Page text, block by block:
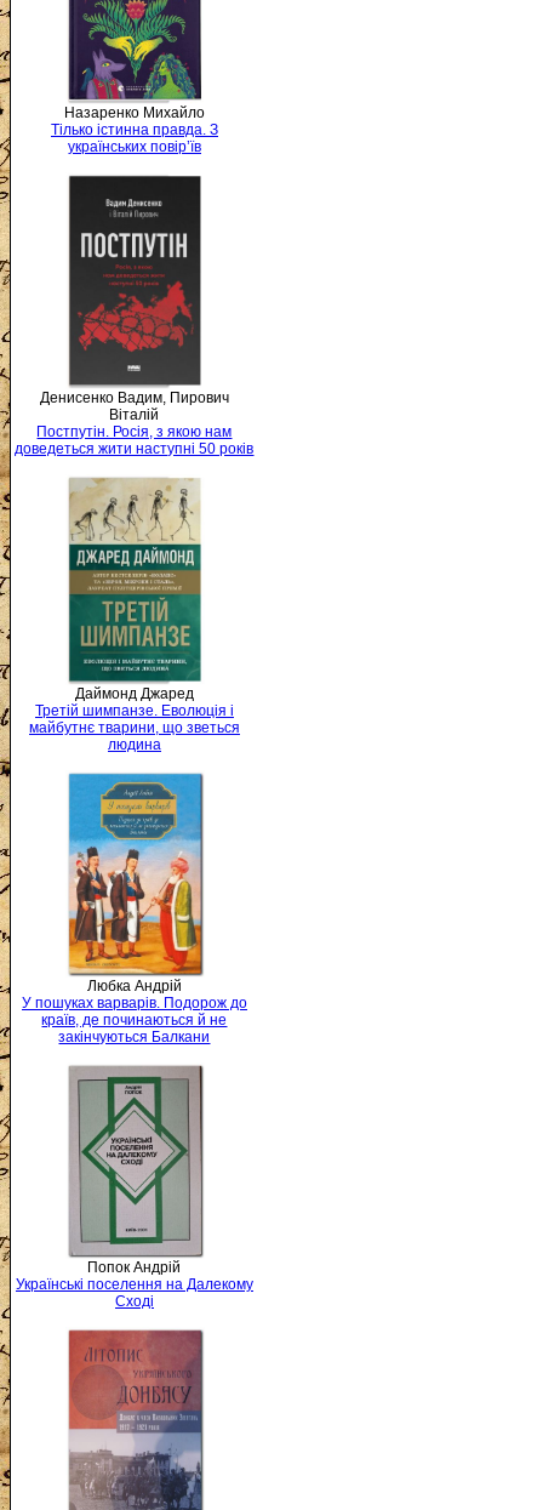
Назаренко Михайло
Тілько істинна правда. З
українських повір’їв
Денисенко Вадим, Пирович
Віталій
Постпутін. Росія, з якою нам
доведеться жити наступні 50 років
Даймонд Джаред
Третій шимпанзе. Еволюція і
майбутнє тварини, що зветься
людина
Любка Андрій
У пошуках варварів. Подорож до
країв, де починаються й не
закінчуються Балкани
Попок Андрій
Українські поселення на Далекому
Сході